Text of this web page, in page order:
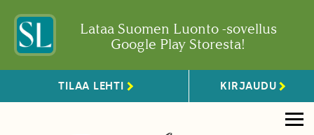
Lataa Suomen Luonto -sovellus
Google Play Storesta!
TILAA LEHTI KIRJAUDU